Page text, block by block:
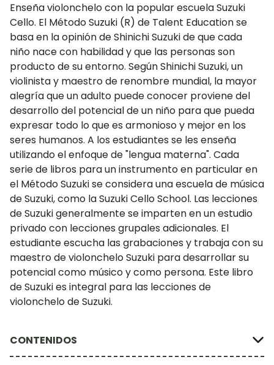
Enseña violonchelo con la popular escuela Suzuki
Cello. El Método Suzuki (R) de Talent Education se
basa en la opinión de Shinichi Suzuki de que cada
niño nace con habilidad y que las personas son
producto de su entorno. Según Shinichi Suzuki, un
violinista y maestro de renombre mundial, la mayor
alegría que un adulto puede conocer proviene del
desarrollo del potencial de un niño para que pueda
expresar todo lo que es armonioso y mejor en los
seres humanos. A los estudiantes se les enseña
utilizando el enfoque de "lengua materna". Cada
serie de libros para un instrumento en particular en
el Método Suzuki se considera una escuela de música
de Suzuki, como la Suzuki Cello School. Las lecciones
de Suzuki generalmente se imparten en un estudio
privado con lecciones grupales adicionales. El
estudiante escucha las grabaciones y trabaja con su
maestro de violonchelo Suzuki para desarrollar su
potencial como músico y como persona. Este libro
de Suzuki es integral para las lecciones de
violonchelo de Suzuki.
CONTENIDOS